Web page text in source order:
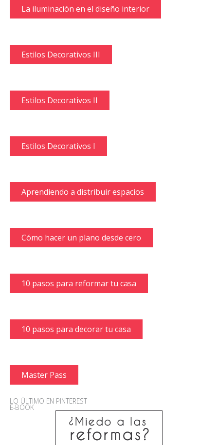
La iluminación en el diseño interior
Estilos Decorativos III
Estilos Decorativos II
Estilos Decorativos I
Aprendiendo a distribuir espacios
Cómo hacer un plano desde cero
10 pasos para reformar tu casa
10 pasos para decorar tu casa
Master Pass
LO ÚLTIMO EN PINTEREST
E-BOOK